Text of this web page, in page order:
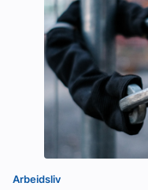
Arbeidsliv